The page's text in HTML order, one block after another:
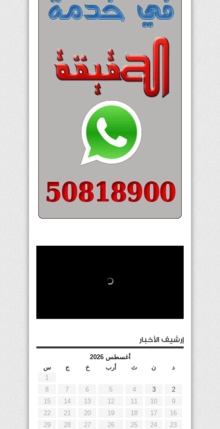
إرشيف الأخبار
أغسطس 2026
د
ن ث أرب خ ج
س
1
2
3
4
5
6
7
8
9
10
11
12
13
14
15
16
17
18
19
20
21
22
23
24
25
26
27
28
29